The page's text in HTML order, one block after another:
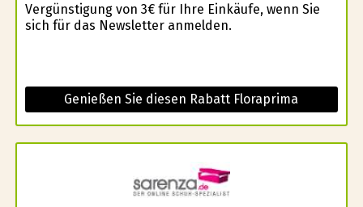
Vergünstigung von 3€ für Ihre Einkäufe, wenn Sie
sich für das Newsletter anmelden.
Genießen Sie diesen Rabatt Floraprima